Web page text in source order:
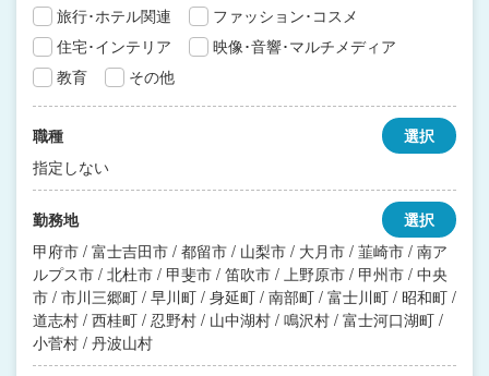
旅行･ホテル関連
ファッション･コスメ
住宅･インテリア
映像･音響･マルチメディア
教育
その他
職種
指定しない
選択
勤務地
甲府市 / 富士吉田市 / 都留市 / 山梨市 / 大月市 / 韮崎市 / 南ア
ルプス市 / 北杜市 / 甲斐市 / 笛吹市 / 上野原市 / 甲州市 / 中央
市 / 市川三郷町 / 早川町 / 身延町 / 南部町 / 富士川町 / 昭和町 /
道志村 / 西桂町 / 忍野村 / 山中湖村 / 鳴沢村 / 富士河口湖町 /
小菅村 / 丹波山村
選択